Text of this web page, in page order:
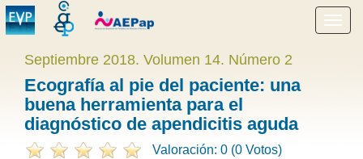
menú
Septiembre 2018. Volumen 14. Número 2
Ecografía al pie del paciente: una
buena herramienta para el
diagnóstico de apendicitis aguda
Valoración: 0 (0 Votos)